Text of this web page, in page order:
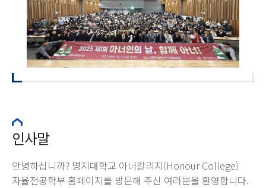
인사말
안녕하십니까? 명지대학교 아너칼리지(Honour College)
자율전공학부 홈페이지를 방문해 주신 여러분을 환영합니다.